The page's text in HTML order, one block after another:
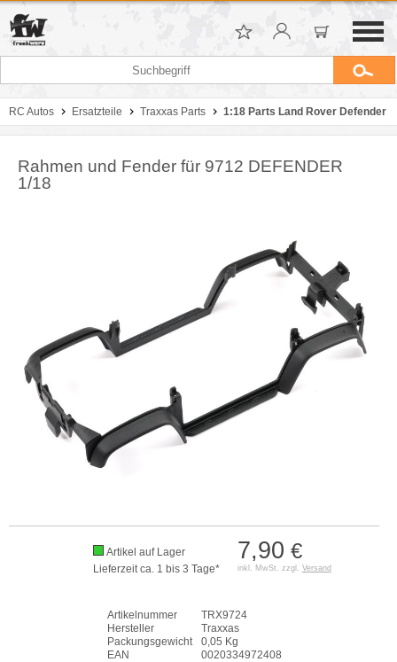
RC Autos Ersatzteile Traxxas Parts 1:18 Parts Land Rover Defender
Rahmen und Fender für 9712 DEFENDER
1/18
7,90 €
inkl. MwSt. zzgl. Versand
Artikel auf Lager
Lieferzeit ca. 1 bis 3 Tage*
Artikelnummer
TRX9724
Hersteller
Traxxas
Packungsgewicht
0,05 Kg
EAN
0020334972408